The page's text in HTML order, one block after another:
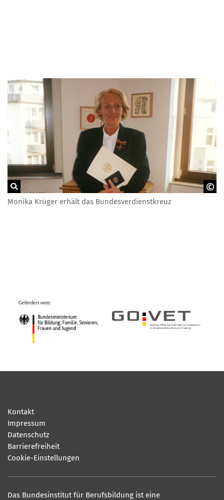
Monika Krüger
Monika Krüger erhält das Bundesverdienstkreuz
Kontakt
Impressum
Datenschutz
Barrierefreiheit
Cookie-Einstellungen
Das Bundesinstitut für Berufsbildung ist eine